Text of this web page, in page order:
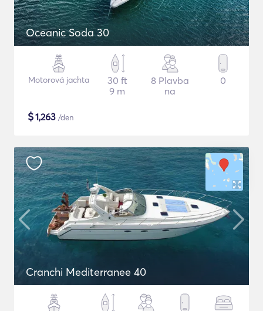
Oceanic Soda 30
Motorová jachta
30 ft
9 m
8 Plavba
na
0
$1,263 /den
Cranchi Mediterranee 40